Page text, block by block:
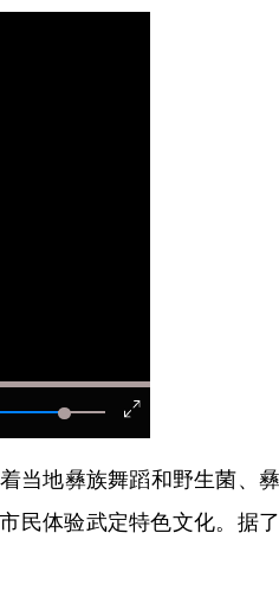
当地彝族舞蹈和野生菌、彝
民体验武定特色文化。据了